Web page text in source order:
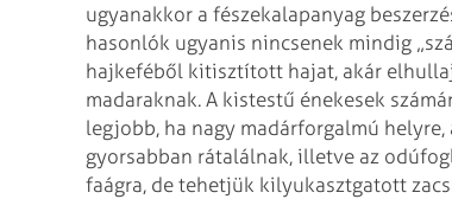
ugyanakkor a fészekalapanyag
hasonlók ugyanis nincsenek mindig
hajkeféből kitisztított hajat, akár
madaraknak. A kistestű énekesek
legjobb, ha nagy madárforgalmú
gyorsabban rátalálnak, illetve az
faágra, de tehetjük kilyukasztgatott